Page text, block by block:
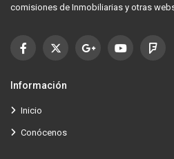
comisiones de Inmobiliarias y otras
Información
Inicio
Conócenos